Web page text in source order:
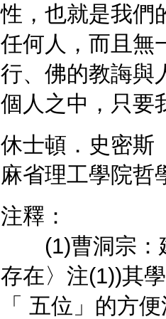
性，也就是我們
任何人，而且無
行、佛的教誨與
個人之中，只要
休士頓．史密斯
麻省理工學院哲
注釋：
(1)曹洞宗：
存在〉注(1))其
「 五位」的方